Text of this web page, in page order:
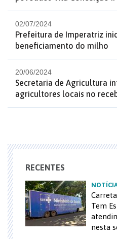
02/07/2024
Prefeitura de Imperatriz
beneficiamento do milho
20/06/2024
Secretaria de Agricultura
agricultores locais no
RECENTES
Tem
nesta